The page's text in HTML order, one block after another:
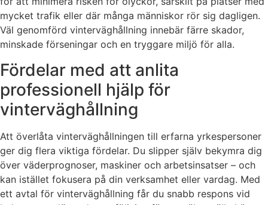
mycket trafik eller där många människor rör sig dagligen.
Väl genomförd vinterväghållning innebär färre skador,
minskade förseningar och en tryggare miljö för alla.
Fördelar med att anlita
professionell hjälp för
vinterväghållning
Att överlåta vinterväghållningen till erfarna yrkespersoner
ger dig flera viktiga fördelar. Du slipper själv bekymra dig
över väderprognoser, maskiner och arbetsinsatser – och
kan istället fokusera på din verksamhet eller vardag. Med
ett avtal för vinterväghållning får du snabb respons vid